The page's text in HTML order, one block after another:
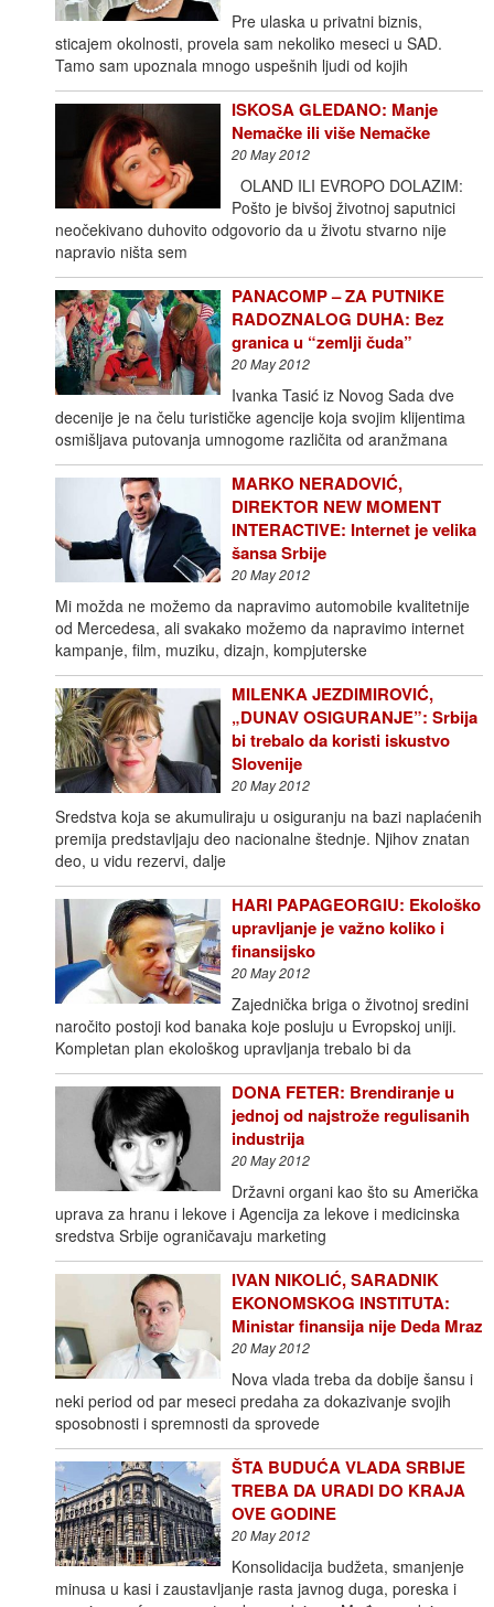
Pre ulaska u privatni biznis,
sticajem okolnosti, provela sam nekoliko meseci u SAD.
Tamo sam upoznala mnogo uspešnih ljudi od kojih
ISKOSA GLEDANO: Manje
Nemačke ili više Nemačke
20 May 2012
OLAND ILI EVROPO DOLAZIM:
Pošto je bivšoj životnoj saputnici
neočekivano duhovito odgovorio da u životu stvarno nije
napravio ništa sem
PANACOMP – ZA PUTNIKE
RADOZNALOG DUHA: Bez
granica u “zemlji čuda”
20 May 2012
Ivanka Tasić iz Novog Sada dve
decenije je na čelu turističke agencije koja svojim klijentima
osmišljava putovanja umnogome različita od aranžmana
MARKO NERADOVIĆ,
DIREKTOR NEW MOMENT
INTERACTIVE: Internet je velika
šansa Srbije
20 May 2012
Mi možda ne možemo da napravimo automobile kvalitetnije
od Mercedesa, ali svakako možemo da napravimo internet
kampanje, film, muziku, dizajn, kompjuterske
MILENKA JEZDIMIROVIĆ,
„DUNAV OSIGURANJE”: Srbija
bi trebalo da koristi iskustvo
Slovenije
20 May 2012
Sredstva koja se akumuliraju u osiguranju na bazi naplaćenih
premija predstavljaju deo nacionalne štednje. Njihov znatan
deo, u vidu rezervi, dalje
HARI PAPAGEORGIU: Ekološko
upravljanje je važno koliko i
finansijsko
20 May 2012
Zajednička briga o životnoj sredini
naročito postoji kod banaka koje posluju u Evropskoj uniji.
Kompletan plan ekološkog upravljanja trebalo bi da
DONA FETER: Brendiranje u
jednoj od najstrože regulisanih
industrija
20 May 2012
Državni organi kao što su Američka
uprava za hranu i lekove i Agencija za lekove i medicinska
sredstva Srbije ograničavaju marketing
IVAN NIKOLIĆ, SARADNIK
EKONOMSKOG INSTITUTA:
Ministar finansija nije Deda Mraz
20 May 2012
Nova vlada treba da dobije šansu i
neki period od par meseci predaha za dokazivanje svojih
sposobnosti i spremnosti da sprovede
ŠTA BUDUĆA VLADA SRBIJE
TREBA DA URADI DO KRAJA
OVE GODINE
20 May 2012
Konsolidacija budžeta, smanjenje
minusa u kasi i zaustavljanje rasta javnog duga, poreska i